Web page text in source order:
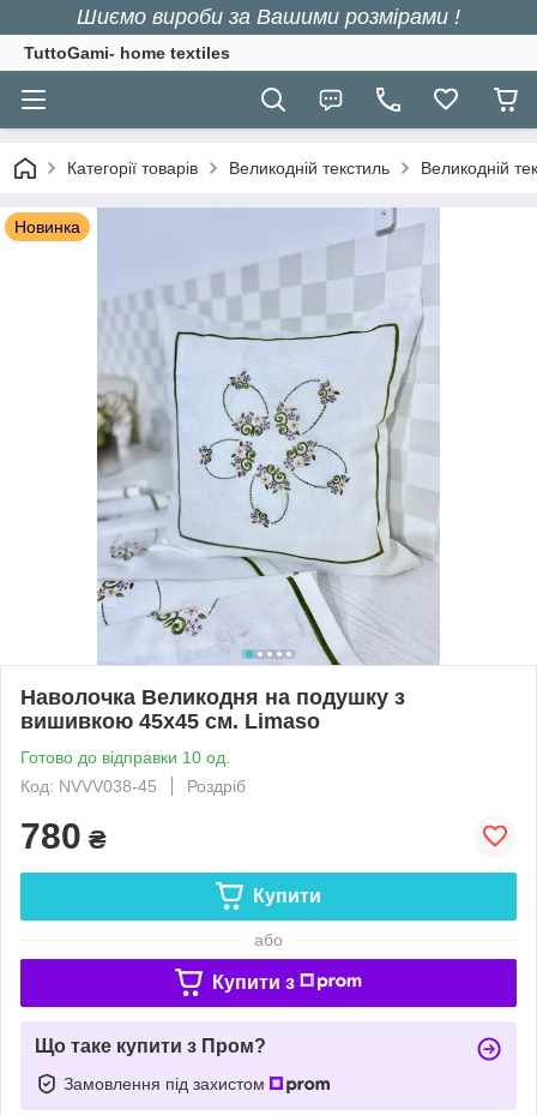
Шиємо вироби за Вашими розмірами !
TuttoGami- home textiles
Категорії товарів Великодній текстиль Великодній
Новинка
Наволочка Великодня на подушку з
вишивкою 45x45 см. Limaso
Готово до відправки 10 од.
Код: NVVV038-45
Роздріб
780 ₴
Купити
або
Купити з
Що таке купити з Пром?
Замовлення під захистом